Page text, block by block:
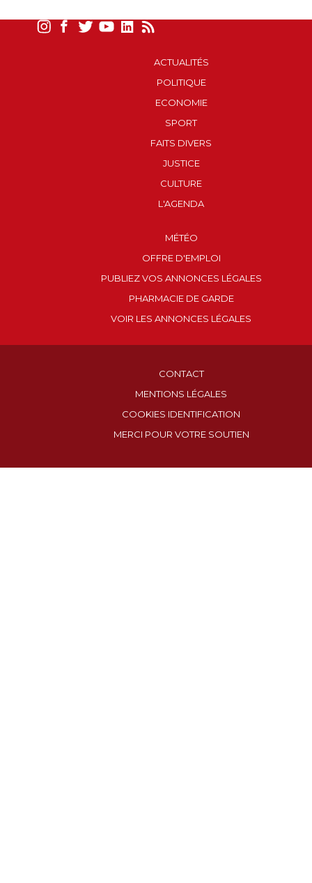
ACTUALITÉS
POLITIQUE
ECONOMIE
SPORT
FAITS DIVERS
JUSTICE
CULTURE
L'AGENDA
MÉTÉO
OFFRE D'EMPLOI
PUBLIEZ VOS ANNONCES LÉGALES
PHARMACIE DE GARDE
VOIR LES ANNONCES LÉGALES
CONTACT
MENTIONS LÉGALES
COOKIES IDENTIFICATION
MERCI POUR VOTRE SOUTIEN